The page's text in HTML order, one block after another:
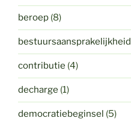
beroep (8)
bestuursaansprakelijkheid
contributie (4)
decharge (1)
democratiebeginsel (5)